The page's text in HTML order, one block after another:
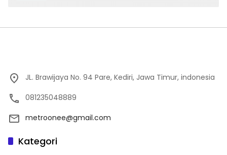
JL. Brawijaya No. 94 Pare, Kediri, Jawa Timur, indonesia
081235048889
metroonee@gmail.com
Kategori